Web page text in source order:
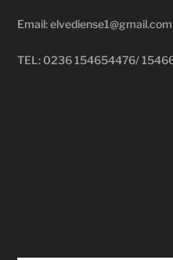
Email: elvediense1@gmail.com
TEL: 0236 154654476/